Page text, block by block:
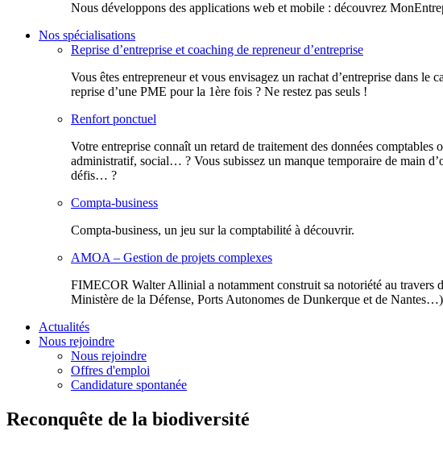
Nous développons des applications web et mobile : découvrez
Nos spécialisations
Reprise d’entreprise et coaching de repreneur d’entreprise
Vous êtes entrepreneur et vous envisagez un rachat d’entreprise dans le
reprise d’une PME pour la 1ère fois ? Ne restez pas seuls !
Renfort ponctuel
Votre entreprise connaît un retard de traitement des données
administratif, social… ? Vous subissez un manque temporaire de main
défis… ?
Compta-business
Compta-business, un jeu sur la comptabilité à découvrir.
AMOA – Gestion de projets complexes
FIMECOR Walter Allinial a notamment construit sa notoriété au travers
Ministère de la Défense, Ports Autonomes de Dunkerque et de
Actualités
Nous rejoindre
Nous rejoindre
Offres d'emploi
Candidature spontanée
Reconquête de la biodiversité